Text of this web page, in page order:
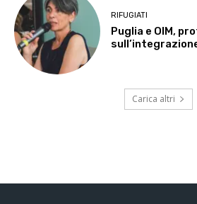
RIFUGIATI
Puglia e OIM,
Carica altri